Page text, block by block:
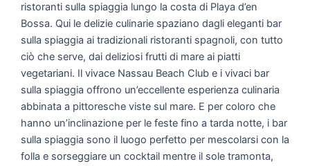
ristoranti sulla spiaggia lungo la costa di Playa d’en
Bossa. Qui le delizie culinarie spaziano dagli eleganti bar
sulla spiaggia ai tradizionali ristoranti spagnoli, con tutto
ciò che serve, dai deliziosi frutti di mare ai piatti
vegetariani. Il vivace Nassau Beach Club e i vivaci bar
sulla spiaggia offrono un’eccellente esperienza culinaria
abbinata a pittoresche viste sul mare. E per coloro che
hanno un’inclinazione per le feste fino a tarda notte, i bar
sulla spiaggia sono il luogo perfetto per mescolarsi con la
folla e sorseggiare un cocktail mentre il sole tramonta,